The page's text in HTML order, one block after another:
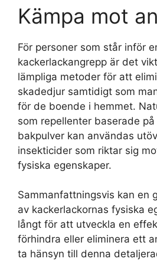
Kämpa mot
För personer som står inför
kackerlackangrepp är det
lämpliga metoder för att
skadedjur samtidigt som
för de boende i hemmet.
som repellenter baserade
bakpulver kan användas
insekticider som riktar sig
fysiska egenskaper.
Sammanfattningsvis kan en
av kackerlackornas fysiska
långt för att utveckla en
förhindra eller eliminera ett
ta hänsyn till denna